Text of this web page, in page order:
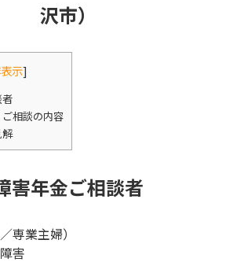
沢市）
示]
者
相談の内容
害年金ご相談者
専業主婦）
害